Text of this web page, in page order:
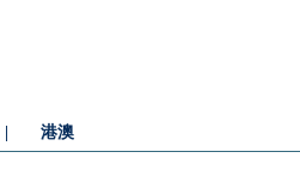
港澳